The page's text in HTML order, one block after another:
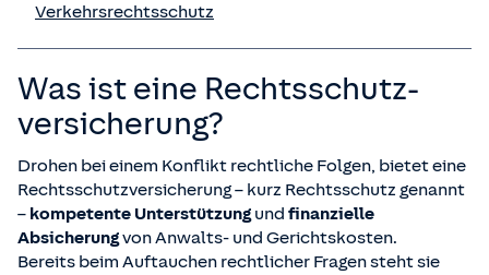
Verkehrsrechtsschutz
Was ist eine Rechts­schutz­
versicherung?
Drohen bei einem Konflikt rechtliche Folgen, bietet eine
Rechtsschutzversicherung – kurz Rechtsschutz genannt
– kompetente Unterstützungund finanzielle
Absicherungvon Anwalts- und Gerichtskosten.
Bereits beim Auftauchen rechtlicher Fragen steht sie